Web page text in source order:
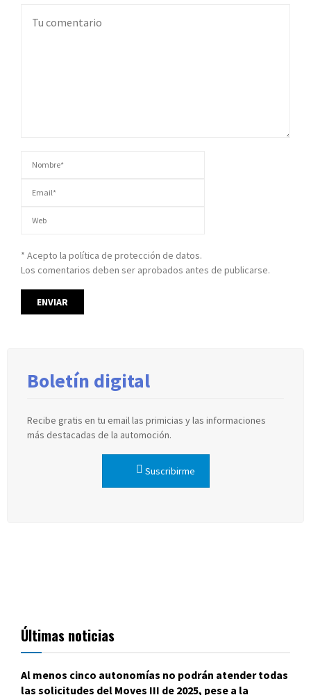
* Acepto la política de protección de datos.
Los comentarios deben ser aprobados antes de publicarse.
Boletín digital
Recibe gratis en tu email las primicias y las informaciones
más destacadas de la automoción.
Suscribirme
Últimas noticias
Al menos cinco autonomías no podrán atender todas
las solicitudes del Moves III de 2025, pese a la